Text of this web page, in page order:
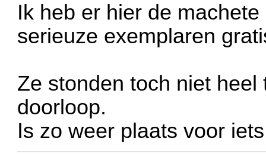
Ik heb er hier de
serieuze exemplaren
Ze stonden toch niet
doorloop.
Is zo weer plaats voor